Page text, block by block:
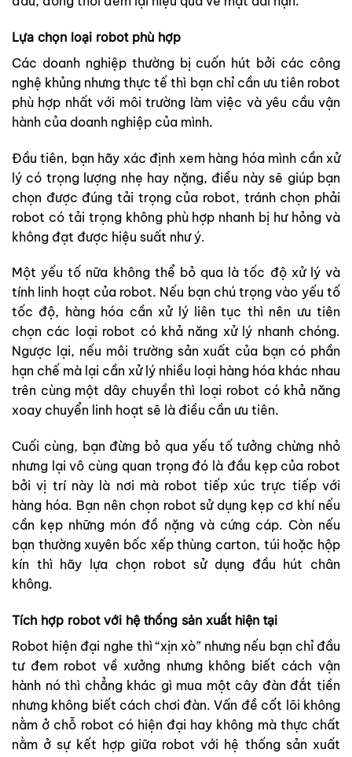
Lựa chọn loại robot phù hợp
Các doanh nghiệp thường bị cuốn hút bởi các công
nghệ khủng nhưng thực tế thì bạn chỉ cần ưu tiên robot
phù hợp nhất với môi trường làm việc và yêu cầu vận
hành của doanh nghiệp của mình.
Đầu tiên, bạn hãy xác định xem hàng hóa mình cần xử
lý có trọng lượng nhẹ hay nặng, điều này sẽ giúp bạn
chọn được đúng tải trọng của robot, tránh chọn phải
robot có tải trọng không phù hợp nhanh bị hư hỏng và
không đạt được hiệu suất như ý.
Một yếu tố nữa không thể bỏ qua là tốc độ xử lý và
tính linh hoạt của robot. Nếu bạn chú trọng vào yếu tố
tốc độ, hàng hóa cần xử lý liên tục thì nên ưu tiên
chọn các loại robot có khả năng xử lý nhanh chóng.
Ngược lại, nếu môi trường sản xuất của bạn có phần
hạn chế mà lại cần xử lý nhiều loại hàng hóa khác nhau
trên cùng một dây chuyền thì loại robot có khả năng
xoay chuyển linh hoạt sẽ là điều cần ưu tiên.
Cuối cùng, bạn đừng bỏ qua yếu tố tưởng chừng nhỏ
nhưng lại vô cùng quan trọng đó là đầu kẹp của robot
bởi vị trí này là nơi mà robot tiếp xúc trực tiếp với
hàng hóa. Bạn nên chọn robot sử dụng kẹp cơ khí nếu
cần kẹp những món đồ nặng và cứng cáp. Còn nếu
bạn thường xuyên bốc xếp thùng carton, túi hoặc hộp
kín thì hãy lựa chọn robot sử dụng đầu hút chân
không.
Tích hợp robot với hệ thống sản xuất hiện tại
Robot hiện đại nghe thì “xịn xò” nhưng nếu bạn chỉ đầu
tư đem robot về xưởng nhưng không biết cách vận
hành nó thì chẳng khác gì mua một cây đàn đắt tiền
nhưng không biết cách chơi đàn. Vấn đề cốt lõi không
nằm ở chỗ robot có hiện đại hay không mà thực chất
nằm ở sự kết hợp giữa robot với hệ thống sản xuất